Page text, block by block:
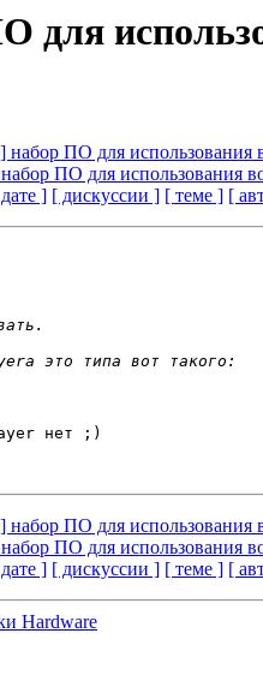
для
набор ПО для использования
ПО для использования
] [ дискуссии ] [ теме ] [
нет ;)
набор ПО для использования
ПО для использования
] [ дискуссии ] [ теме ] [
Hardware